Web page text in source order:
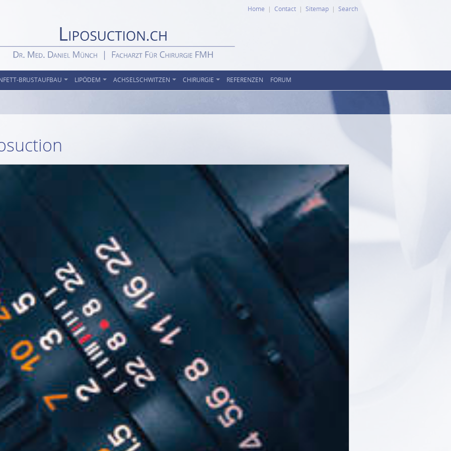
Home Contact Sitemap Search
BRUSTAUFBAU LIPÖDEM ACHSELSCHWITZEN CHIRURGIE REFERENZEN FORUM